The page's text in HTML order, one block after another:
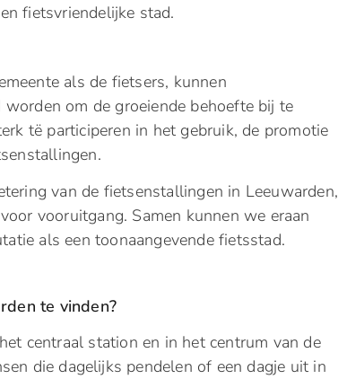
fietsvriendelijke stad.
als de fietsers, kunnen
om de groeiende behoefte bij te
të participeren in het gebruik, de promotie
van de fietsenstallingen in Leeuwarden,
vooruitgang. Samen kunnen we eraan
als een toonaangevende fietsstad.
te vinden?
centraal station en in het centrum van de
die dagelijks pendelen of een dagje uit in